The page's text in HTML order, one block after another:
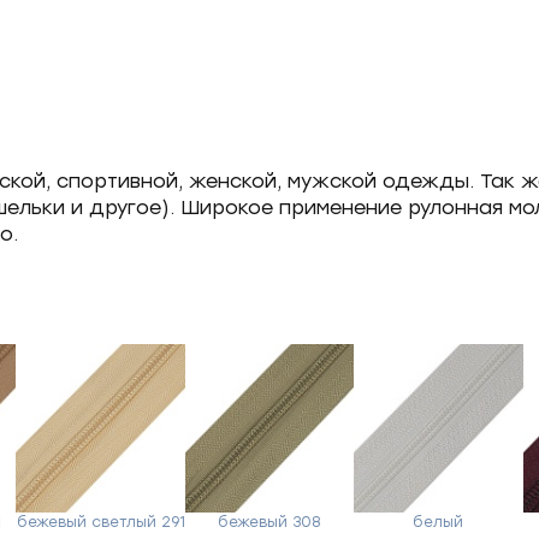
спортивной, женской, мужской одежды. Так
и другое). Широкое применение рулонная
бежевый светлый 291 бежевый 308 белый